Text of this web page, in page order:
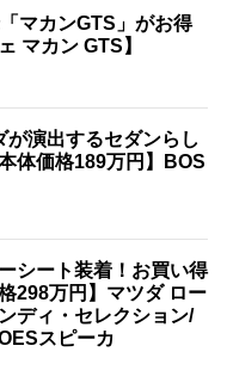
マカンGTS」がお得
マカン GTS】
が演出するセダンらし
体価格189万円】BOS
シート装着！お買い得
298万円】マツダ ロー
ディ・セレクション/
スピーカ